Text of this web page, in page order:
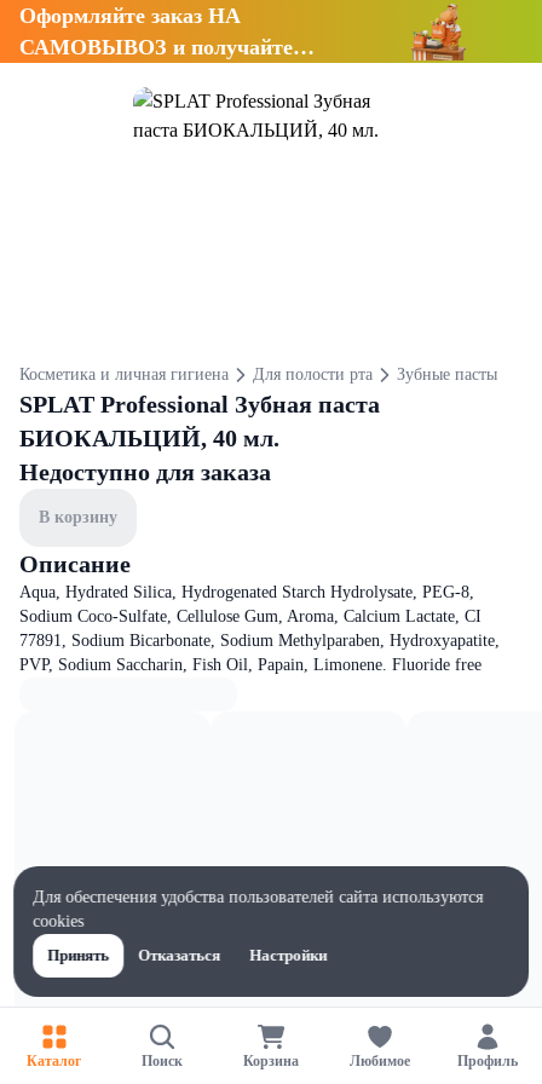
Оформляйте заказ НА
САМОВЫВОЗ и получайте
Косметика и личная гигиена Для полости рта Зубные пасты
SPLAT Professional Зубная паста
БИОКАЛЬЦИЙ, 40 мл.
Недоступно для заказа
В корзину
Описание
Aqua, Hydrated Silica, Hydrogenated Starch Hydrolysate, PEG-8,
Sodium Coco-Sulfate, Cellulose Gum, Aroma, Calcium Lactate, CI
77891, Sodium Bicarbonate, Sodium Methylparaben, Hydroxyapatite,
PVP, Sodium Saccharin, Fish Oil, Papain, Limonene. Fluoride free
Каталог Поиск Корзина Любимое Профиль
Для обеспечения удобства пользователей сайта используются
cookies
Принять
Отказаться Настройки